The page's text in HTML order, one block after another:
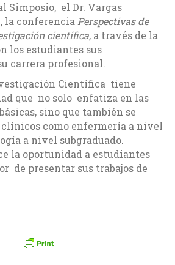
Simposio, el Dr. Vargas
la conferenciaPerspectivas de
científica, a través de la
los estudiantes sus
carrera profesional.
Científica tiene
que no solo enfatiza en las
sino que también se
como enfermería a nivel
a nivel subgraduado.
la oportunidad a estudiantes
de presentar sus trabajos de